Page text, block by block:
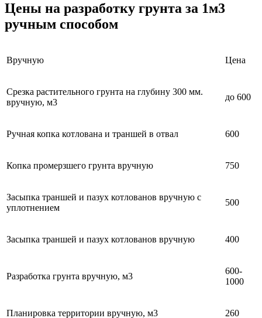
Цены на разработку грунта за 1м3
ручным способом
Вручную Цена
Срезка растительного грунта на глубину 300 мм.
вручную, м3
до 600
Ручная копка котлована и траншей в отвал 600
Копка промерзшего грунта вручную 750
Засыпка траншей и пазух котлованов вручную с
уплотнением
500
Засыпка траншей и пазух котлованов вручную 400
Разработка грунта вручную, м3
600-
1000
Планировка территории вручную, м3 260